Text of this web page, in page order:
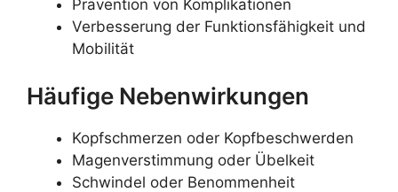
Prävention von Komplikationen
Verbesserung der Funktionsfähigkeit und
Mobilität
Häufige Nebenwirkungen
Kopfschmerzen oder Kopfbeschwerden
Magenverstimmung oder Übelkeit
Schwindel oder Benommenheit